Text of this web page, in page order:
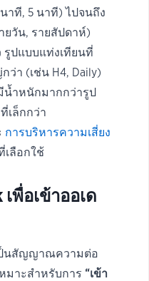
าที, 5 นาที) ไปจนถึง
ยวัน, รายสัปดาห์)
รูปแบบแท่งเทียนที่
ว่า (เช่น H4, Daily)
น้ำหนักมากกว่ารูป
เล็กกว่า
การบริหารความเสี่ยง
เลือกใช้
พื่อเข้าออเด
ป็นสัญญาณความต่อ
มาะสำหรับการ “เข้า